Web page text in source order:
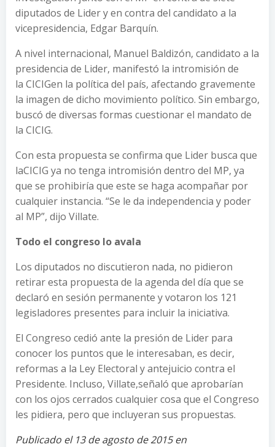
diputados de Lider y en contra del candidato a la
vicepresidencia, Edgar Barquín.
A nivel internacional, Manuel Baldizón, candidato a la
presidencia de Lider, manifestó la intromisión de
la CICIGen la política del país, afectando gravemente
la imagen de dicho movimiento político. Sin embargo,
buscó de diversas formas cuestionar el mandato de
la CICIG.
Con esta propuesta se confirma que Lider busca que
laCICIG ya no tenga intromisión dentro del MP, ya
que se prohibiría que este se haga acompañar por
cualquier instancia. “Se le da independencia y poder
al MP”, dijo Villate.
Todo el congreso lo avala
Los diputados no discutieron nada, no pidieron
retirar esta propuesta de la agenda del día que se
declaró en sesión permanente y votaron los 121
legisladores presentes para incluir la iniciativa.
El Congreso cedió ante la presión de Lider para
conocer los puntos que le interesaban, es decir,
reformas a la Ley Electoral y antejuicio contra el
Presidente. Incluso, Villate,señaló que aprobarían
con los ojos cerrados cualquier cosa que el Congreso
les pidiera, pero que incluyeran sus propuestas.
Publicado el 13 de agosto de 2015 en